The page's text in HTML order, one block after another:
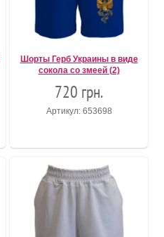
Шорты Герб Украины в виде
сокола со змеей (2)
720 грн.
Артикул: 653698